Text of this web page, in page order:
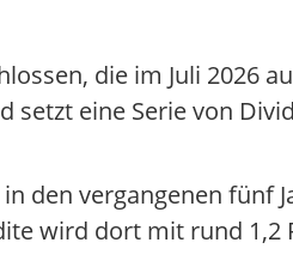
die im Juli 2026
eine Serie von
den vergangenen fünf
wird dort mit rund 1,2